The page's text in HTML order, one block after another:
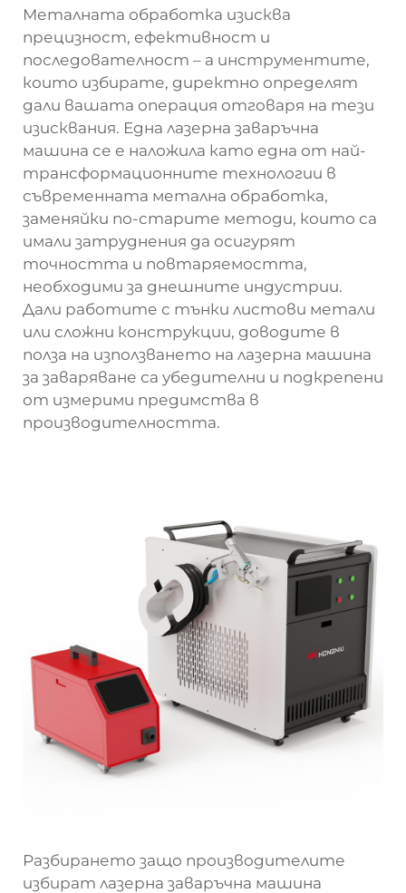
Металната обработка изисква
прецизност, ефективност и
последователност – а инструментите,
които избирате, директно определят
дали вашата операция отговаря на тези
изисквания. Една лазерна заваръчна
машина се е наложила като една от най-
трансформационните технологии в
съвременната метална обработка,
заменяйки по-старите методи, които са
имали затруднения да осигурят
точността и повтаряемостта,
необходими за днешните индустрии.
Дали работите с тънки листови метали
или сложни конструкции, доводите в
полза на използването на лазерна машина
за заваряване са убедителни и подкрепени
от измерими предимства в
производителността.
Разбирането защо производителите
избират лазерна заваръчна машина